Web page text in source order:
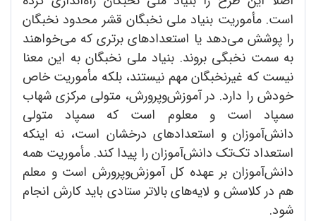
است. مأموریت بنیاد ملی نخبگان قشر محدود نخبگان
را پوشش می‌دهد یا استعدادهای برتری که می‌خواهند
به سمت نخبگی بروند. بنیاد ملی نخبگان به این معنا
نیست که غیرنخبگان مهم نیستند، بلکه مأموریت خاص
خودش را دارد. در آموزش‌وپرورش، متولی مرکزی شهاب
سمپاد است و معلوم است که سمپاد متولی
دانش‌آموزان و استعدادهای درخشان است، نه اینکه
استعداد تک‌تک دانش‌آموزان را پیدا کند. مأموریت همه
دانش‌آموزان بر عهده کل آموزش‌وپرورش است و معلم
هم در کلاسش و لایه‌های بالاتر ستادی باید کارش انجام
شود.